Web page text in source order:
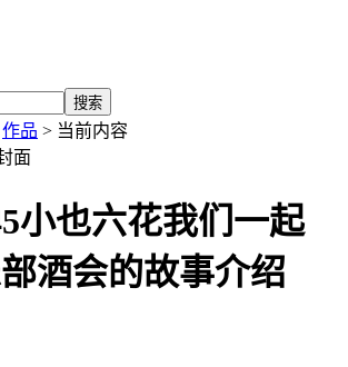
搜索
作品 > 当前内容
小也六花我们一起
酒会的故事介绍